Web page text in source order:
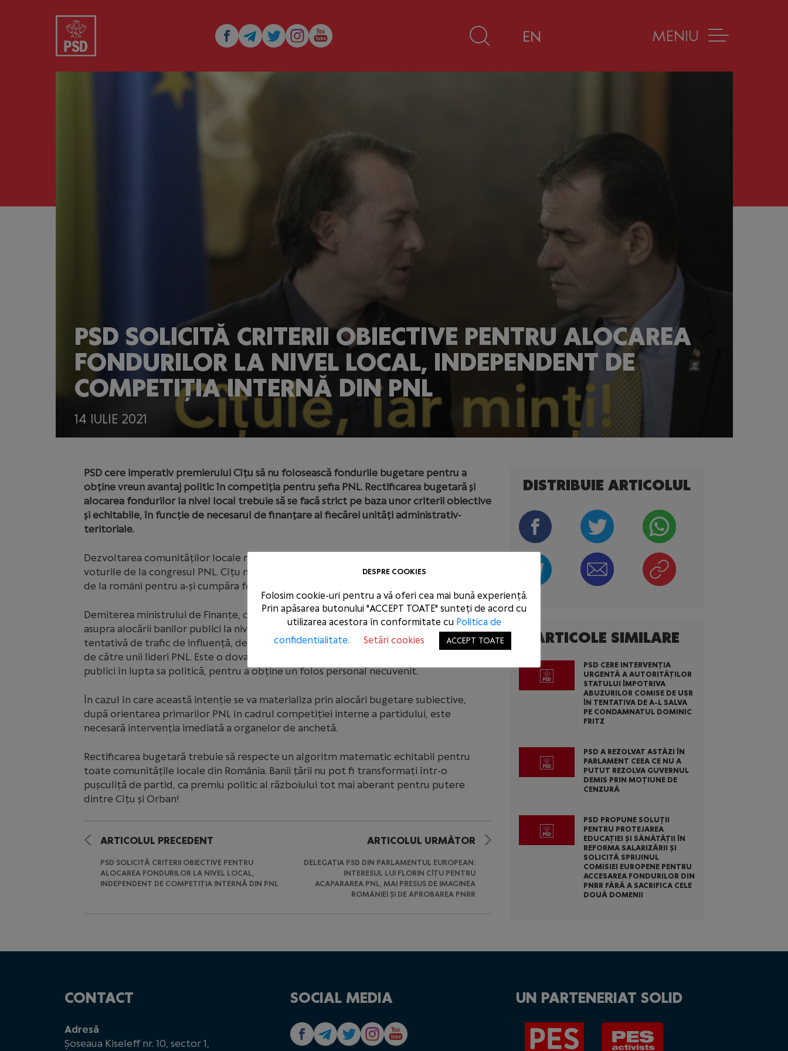
EN MENIU
14 IULIE 2021
PSD SOLICITĂ CRITERII OBIECTIVE PENTRU ALOCAREA
FONDURILOR LA NIVEL LOCAL, INDEPENDENT DE
COMPETIȚIA INTERNĂ DIN PNL
PSD cere imperativ premierului Cîțu să nu folosească fondurile bugetare pentru a
obține vreun avantaj politic în competiția pentru șefia PNL. Rectificarea bugetară și
alocarea fondurilor la nivel local trebuie să se facă strict pe baza unor criterii obiective
și echitabile, în funcție de necesarul de finanțare al fiecărei unități administrativ-
teritoriale.
Dezvoltarea comunităților locale nu trebuie să devină monedă de schimb pentru
voturile de la congresul PNL. Cîțu nu are dreptul să folosească banii publici colectați
de la români pentru a-și cumpăra fotoliul de șef al partidului.
Demiterea ministrului de Finanțe, cu scopul vădit al premierului de a prelua controlul
asupra alocării banilor publici la nivel local, în urma rectificării bugetare, reprezintă o
tentativă de trafic de influență, demascată de invitațiile publice adresate primarilor
de către unii lideri PNL. Este o dovadă clară a intenției lui Florin Cîțu de a folosi banii
publici în lupta sa politică, pentru a obține un folos personal necuvenit.
În cazul în care această intenție se va materializa prin alocări bugetare subiective,
după orientarea primarilor PNL în cadrul competiției interne a partidului, este
necesară intervenția imediată a organelor de anchetă.
Rectificarea bugetară trebuie să respecte un algoritm matematic echitabil pentru
toate comunitățile locale din România. Banii țării nu pot fi transformați într-o
pușculiță de partid, ca premiu politic al războiului tot mai aberant pentru putere
dintre Cîțu și Orban!
ARTICOLUL PRECEDENT
PSD SOLICITĂ CRITERII OBIECTIVE PENTRU
ALOCAREA FONDURILOR LA NIVEL LOCAL,
INDEPENDENT DE COMPETIȚIA INTERNĂ DIN PNL
ARTICOLUL URMĂTOR
DELEGAȚIA PSD DIN PARLAMENTUL EUROPEAN:
INTERESUL LUI FLORIN CÎȚU PENTRU
ACAPARAREA PNL, MAI PRESUS DE IMAGINEA
ROMÂNIEI ȘI DE APROBAREA PNRR
ARTICOLE SIMILARE
PSD CERE INTERVENȚIA
URGENTĂ A AUTORITĂȚILOR
STATULUI ÎMPOTRIVA
ABUZURILOR COMISE DE USR
ÎN TENTATIVA DE A-L SALVA
PE CONDAMNATUL DOMINIC
FRITZ
PSD A REZOLVAT ASTĂZI ÎN
PARLAMENT CEEA CE NU A
PUTUT REZOLVA GUVERNUL
DEMIS PRIN MOȚIUNE DE
CENZURĂ
PSD PROPUNE SOLUȚII
PENTRU PROTEJAREA
EDUCAȚIEI ȘI SĂNĂTĂȚII ÎN
REFORMA SALARIZĂRII ȘI
SOLICITĂ SPRIJINUL
COMISIEI EUROPENE PENTRU
ACCESAREA FONDURILOR DIN
PNRR FĂRĂ A SACRIFICA CELE
DOUĂ DOMENII
DISTRIBUIE ARTICOLUL
CONTACT
Adresă
Șoseaua Kiseleff nr. 10, sector 1,
SOCIAL MEDIA UN PARTENERIAT SOLID
DESPRE COOKIES
Folosim cookie-uri pentru a vă oferi cea mai bună experiență.
Prin apăsarea butonului "ACCEPT TOATE" sunteți de acord cu
utilizarea acestora în conformitate cu Politica de
confidentialitate.
Setări cookies ACCEPT TOATE